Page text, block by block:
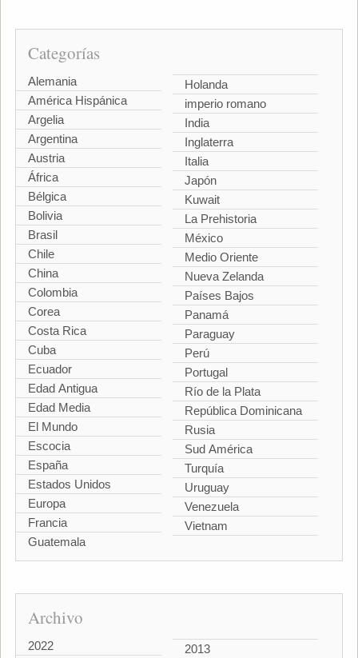
Categorías
Alemania
América Hispánica
Argelia
Argentina
Austria
África
Bélgica
Bolivia
Brasil
Chile
China
Colombia
Corea
Costa Rica
Cuba
Ecuador
Edad Antigua
Edad Media
El Mundo
Escocia
España
Estados Unidos
Europa
Francia
Guatemala
Holanda
imperio romano
India
Inglaterra
Italia
Japón
Kuwait
La Prehistoria
México
Medio Oriente
Nueva Zelanda
Países Bajos
Panamá
Paraguay
Perú
Portugal
Río de la Plata
República Dominicana
Rusia
Sud América
Turquía
Uruguay
Venezuela
Vietnam
Archivo
2022
2013